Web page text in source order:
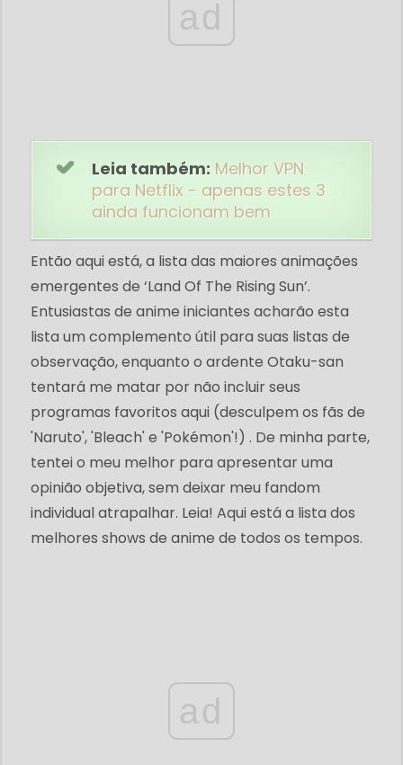
ad
Leia também: Melhor VPN
para Netflix - apenas estes 3
ainda funcionam bem
Então aqui está, a lista das maiores animações
emergentes de ‘Land Of The Rising Sun’.
Entusiastas de anime iniciantes acharão esta
lista um complemento útil para suas listas de
observação, enquanto o ardente Otaku-san
tentará me matar por não incluir seus
programas favoritos aqui (desculpem os fãs de
'Naruto', 'Bleach' e 'Pokémon'!) . De minha parte,
tentei o meu melhor para apresentar uma
opinião objetiva, sem deixar meu fandom
individual atrapalhar. Leia! Aqui está a lista dos
melhores shows de anime de todos os tempos.
ad